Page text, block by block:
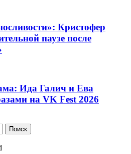
Кристофер
паузе после
Ида Галич и Ева
на VK Fest 2026